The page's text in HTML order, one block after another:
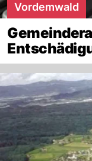
Vordemwald